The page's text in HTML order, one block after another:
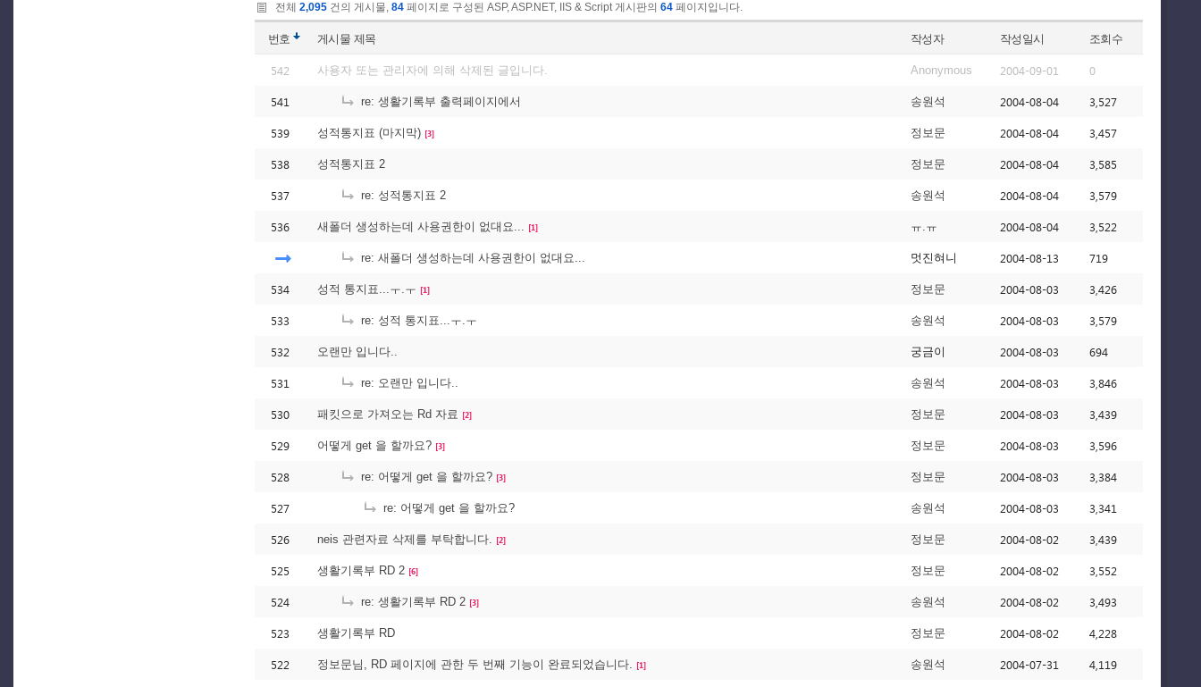
전체 2,095 건의 게시물, 84 페이지로 구성된 ASP, ASP.NET, IIS & Script 게시판의 64 페이지입니다.
번호 게시물 제목 작성자 작성일시 조회수
542 사용자 또는 관리자에 의해 삭제된 글입니다. Anonymous 2004-09-01 0
541 re: 생활기록부 출력페이지에서 송원석 2004-08-04 3,527
539 성적통지표 (마지막) [3] 정보문 2004-08-04 3,457
538 성적통지표 2 정보문 2004-08-04 3,585
537 re: 성적통지표 2 송원석 2004-08-04 3,579
536 새폴더 생성하는데 사용권한이 없대요... [1] ㅠ.ㅠ 2004-08-04 3,522
re: 새폴더 생성하는데 사용권한이 없대요... 멋진혀니 2004-08-13 719
534 성적 통지표...ㅜ.ㅜ [1] 정보문 2004-08-03 3,426
533 re: 성적 통지표...ㅜ.ㅜ 송원석 2004-08-03 3,579
532 오랜만 입니다.. 궁금이 2004-08-03 694
531 re: 오랜만 입니다.. 송원석 2004-08-03 3,846
530 패킷으로 가져오는 Rd 자료 [2] 정보문 2004-08-03 3,439
529 어떻게 get 을 할까요? [3] 정보문 2004-08-03 3,596
528 re: 어떻게 get 을 할까요? [3] 정보문 2004-08-03 3,384
527 re: 어떻게 get 을 할까요? 송원석 2004-08-03 3,341
526 neis 관련자료 삭제를 부탁합니다. [2] 정보문 2004-08-02 3,439
525 생활기록부 RD 2 [6] 정보문 2004-08-02 3,552
524 re: 생활기록부 RD 2 [3] 송원석 2004-08-02 3,493
523 생활기록부 RD 정보문 2004-08-02 4,228
522 정보문님, RD 페이지에 관한 두 번째 기능이 완료되었습니다. [1] 송원석 2004-07-31 4,119